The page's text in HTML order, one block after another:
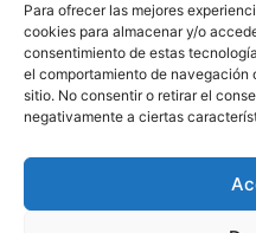
Para ofrecer las mejores
cookies para almacenar y/o
consentimiento de estas
el comportamiento de
sitio. No consentir o retirar el
negativamente a ciertas
POLÍTICA DE COOKIES
© 2026 Todos los